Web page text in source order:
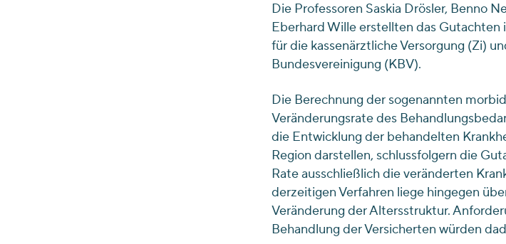
Die Professoren Saskia Drösler, Benno
Eberhard Wille erstellten das
für die kassenärztliche Versorgung (Zi)
Bundesvereinigung (KBV).
Die Berechnung der sogenannten
Veränderungsrate des
die Entwicklung der behandelten
Region darstellen, schlussfolgern die
Rate ausschließlich die veränderten
derzeitigen Verfahren liege hingegen
Veränderung der Altersstruktur.
Behandlung der Versicherten würden